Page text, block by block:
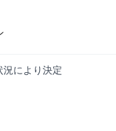
により決定